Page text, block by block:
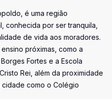
é uma região
conhecida por ser tranquila,
de vida aos moradores.
próximas, como a
Fortes e a Escola
Rei, além da proximidade
cidade como o Colégio